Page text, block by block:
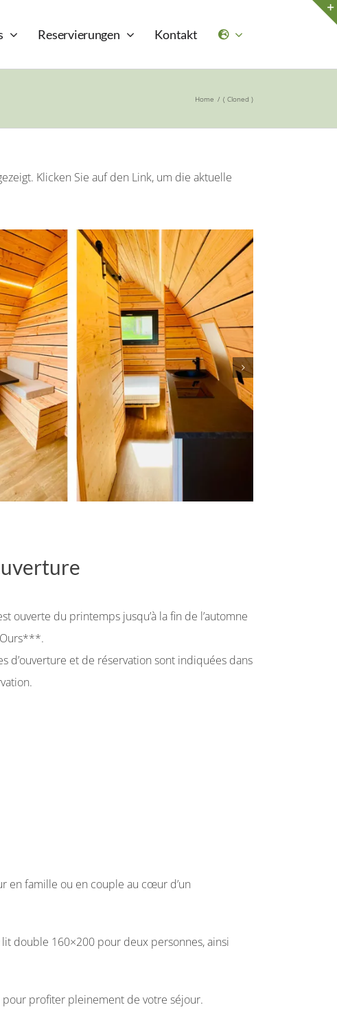
Reservierungen Kontakt
Home ( Cloned )
Klicken Sie auf den Link, um die aktuelle
ouverte du printemps jusqu’à la fin de l’automne
d’ouverture et de réservation sont indiquées dans
en famille ou en couple au cœur d’un
double 160×200 pour deux personnes, ainsi
profiter pleinement de votre séjour.